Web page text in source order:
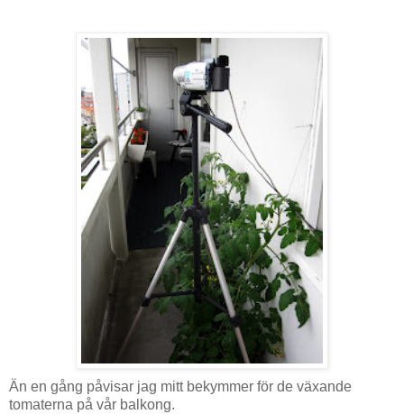
Än en gång påvisar jag mitt bekymmer för de växande
tomaterna på vår balkong.